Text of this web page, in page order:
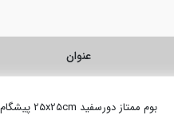
عنوان
بوم ممتاز دورسفید 25x25cm پیشگام